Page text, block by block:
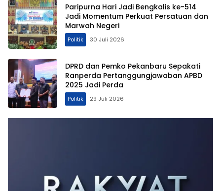
Paripurna Hari Jadi Bengkalis ke-514
Jadi Momentum Perkuat Persatuan dan
Marwah Negeri
Politik 30 Juli 2026
DPRD dan Pemko Pekanbaru Sepakati
Ranperda Pertanggungjawaban APBD
2025 Jadi Perda
Politik 29 Juli 2026